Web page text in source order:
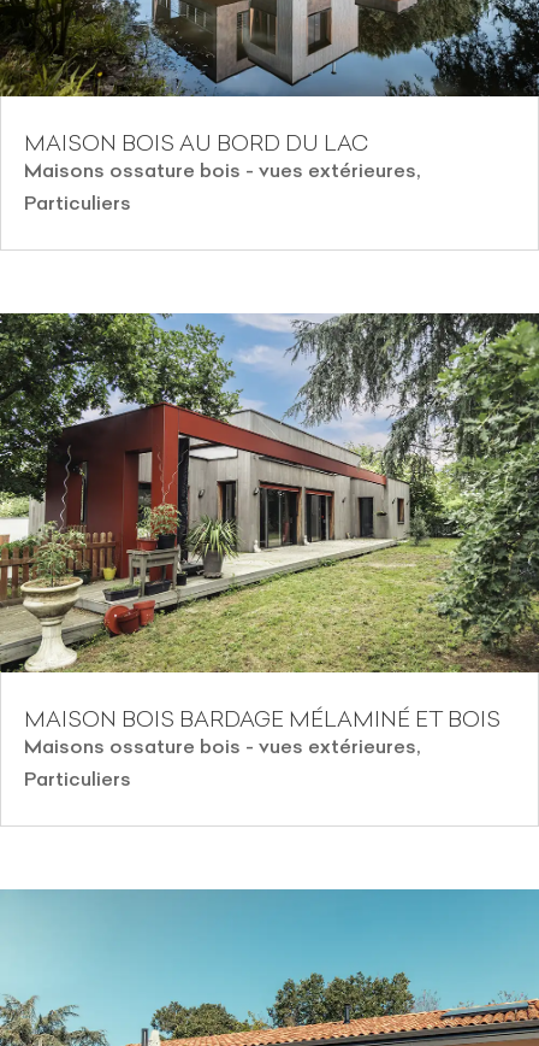
MAISON BOIS AU BORD DU LAC
Maisons ossature bois - vues extérieures,
Particuliers
MAISON BOIS BARDAGE MÉLAMINÉ ET BOIS
Maisons ossature bois - vues extérieures,
Particuliers